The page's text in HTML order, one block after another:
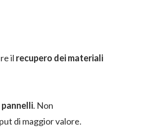
il recupero dei materiali
. Non
di maggior valore.